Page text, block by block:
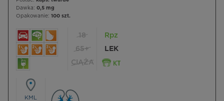
Dawka: 0,5 mg
Opakowanie: 100 szt.
18
65+
CIĄŻA
Rpz
LEK
KML